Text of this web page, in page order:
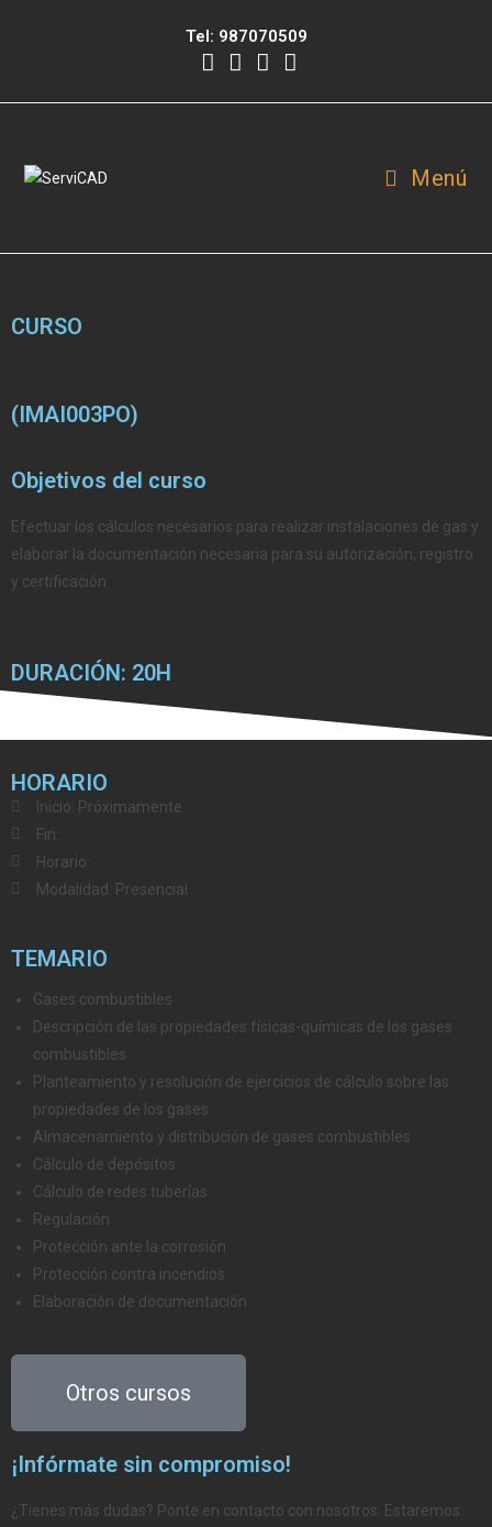
Tel: 987070509
Menú
CURSO
(IMAI003PO)
Objetivos del curso
Efectuar los cálculos necesarios para realizar instalaciones de gas y
elaborar la documentación necesaria para su autorización, registro
y certificación.
DURACIÓN: 20H
HORARIO
Inicio: Próximamente
Fin:
Horario:
Modalidad: Presencial
TEMARIO
Gases combustibles
Descripción de las propiedades físicas-químicas de los gases
combustibles
Planteamiento y resolución de ejercicios de cálculo sobre las
propiedades de los gases
Almacenamiento y distribución de gases combustibles
Cálculo de depósitos
Cálculo de redes tuberías
Regulación
Protección ante la corrosión
Protección contra incendios
Elaboración de documentación
Otros cursos
¡Infórmate sin compromiso!
¿Tienes más dudas? Ponte en contacto con nosotros. Estaremos